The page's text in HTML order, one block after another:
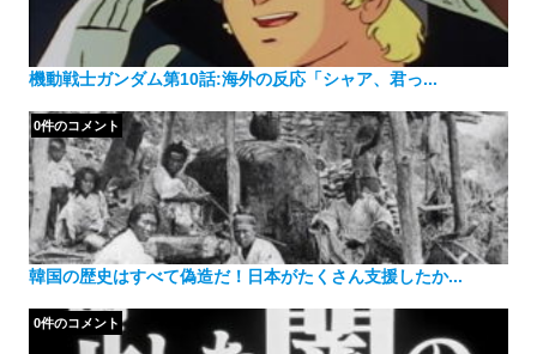
機動戦士ガンダム第10話:海外の反応「シャア、君っ...
韓国の歴史はすべて偽造だ！日本がたくさん支援したか...
0件のコメント
0件のコメント